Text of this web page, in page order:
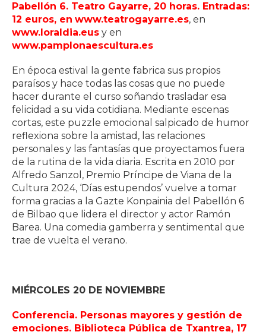
Pabellón 6. Teatro Gayarre, 20 horas. Entradas:
12 euros, en www.teatrogayarre.es, en
www.loraldia.eus y en
www.pamplonaescultura.es
En época estival la gente fabrica sus propios
paraísos y hace todas las cosas que no puede
hacer durante el curso soñando trasladar esa
felicidad a su vida cotidiana. Mediante escenas
cortas, este puzzle emocional salpicado de humor
reflexiona sobre la amistad, las relaciones
personales y las fantasías que proyectamos fuera
de la rutina de la vida diaria. Escrita en 2010 por
Alfredo Sanzol, Premio Príncipe de Viana de la
Cultura 2024, ‘Días estupendos’ vuelve a tomar
forma gracias a la Gazte Konpainia del Pabellón 6
de Bilbao que lidera el director y actor Ramón
Barea. Una comedia gamberra y sentimental que
trae de vuelta el verano.
MIÉRCOLES 20 DE NOVIEMBRE
Conferencia. Personas mayores y gestión de
emociones. Biblioteca Pública de Txantrea, 17